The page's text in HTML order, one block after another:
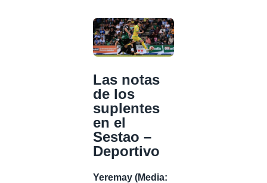
Las notas
de los
suplentes
en el
Sestao –
Deportivo
Yeremay (Media: